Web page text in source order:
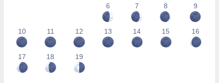
6
7 8 9
10 11 12 13 14 15 16
17 18 19